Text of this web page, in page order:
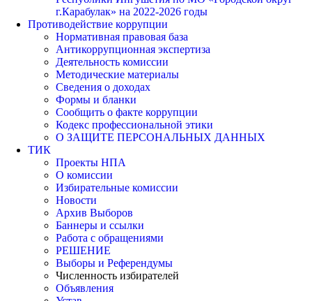
г.Карабулак» на 2022-2026 годы
Противодействие коррупции
Нормативная правовая база
Антикоррупционная экспертиза
Деятельность комиссии
Методические материалы
Сведения о доходах
Формы и бланки
Сообщить о факте коррупции
Кодекс профессиональной этики
О ЗАЩИТЕ ПЕРСОНАЛЬНЫХ ДАННЫХ
ТИК
Проекты НПА
О комиссии
Избирательные комиссии
Новости
Архив Выборов
Баннеры и ссылки
Работа с обращениями
РЕШЕНИЕ
Выборы и Референдумы
Численность избирателей
Объявления